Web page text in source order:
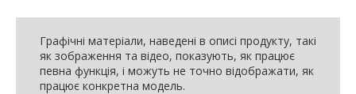
Графічні матеріали, наведені в описі продукту, такі
як зображення та відео, показують, як працює
певна функція, і можуть не точно відображати, як
працює конкретна модель.